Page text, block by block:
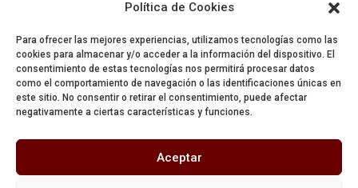
Política de Cookies
Para ofrecer las mejores experiencias, utilizamos tecnologías como las
cookies para almacenar y/o acceder a la información del dispositivo. El
consentimiento de estas tecnologías nos permitirá procesar datos
como el comportamiento de navegación o las identificaciones únicas en
este sitio. No consentir o retirar el consentimiento, puede afectar
negativamente a ciertas características y funciones.
Aceptar
954 229 437

608 84 84 82

secretaria@amargura.org